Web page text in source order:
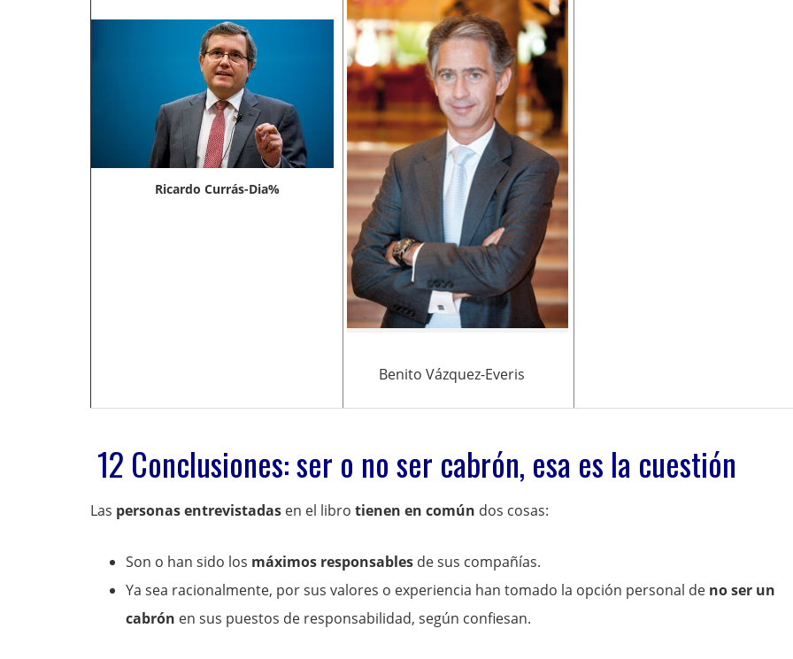
Ricardo Currás-Dia%
Benito Vázquez-Everis
12 Conclusiones: ser o no ser cabrón, esa es la cuestión
Las personas entrevistadas en el libro tienen en común dos cosas:
Son o han sido los máximos responsables de sus compañías.
Ya sea racionalmente, por sus valores o experiencia han tomado la opción personal de no ser un
cabrón en sus puestos de responsabilidad, según confiesan.